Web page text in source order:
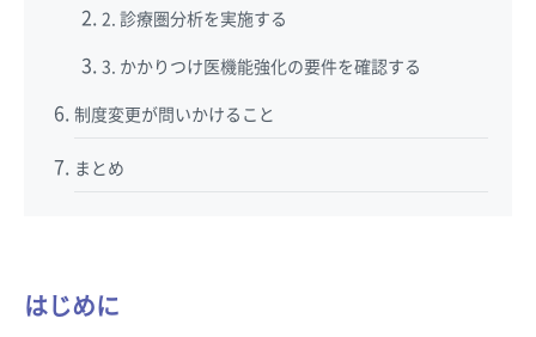
2. 診療圏分析を実施する
3. かかりつけ医機能強化の要件を確認する
制度変更が問いかけること
まとめ
はじめに